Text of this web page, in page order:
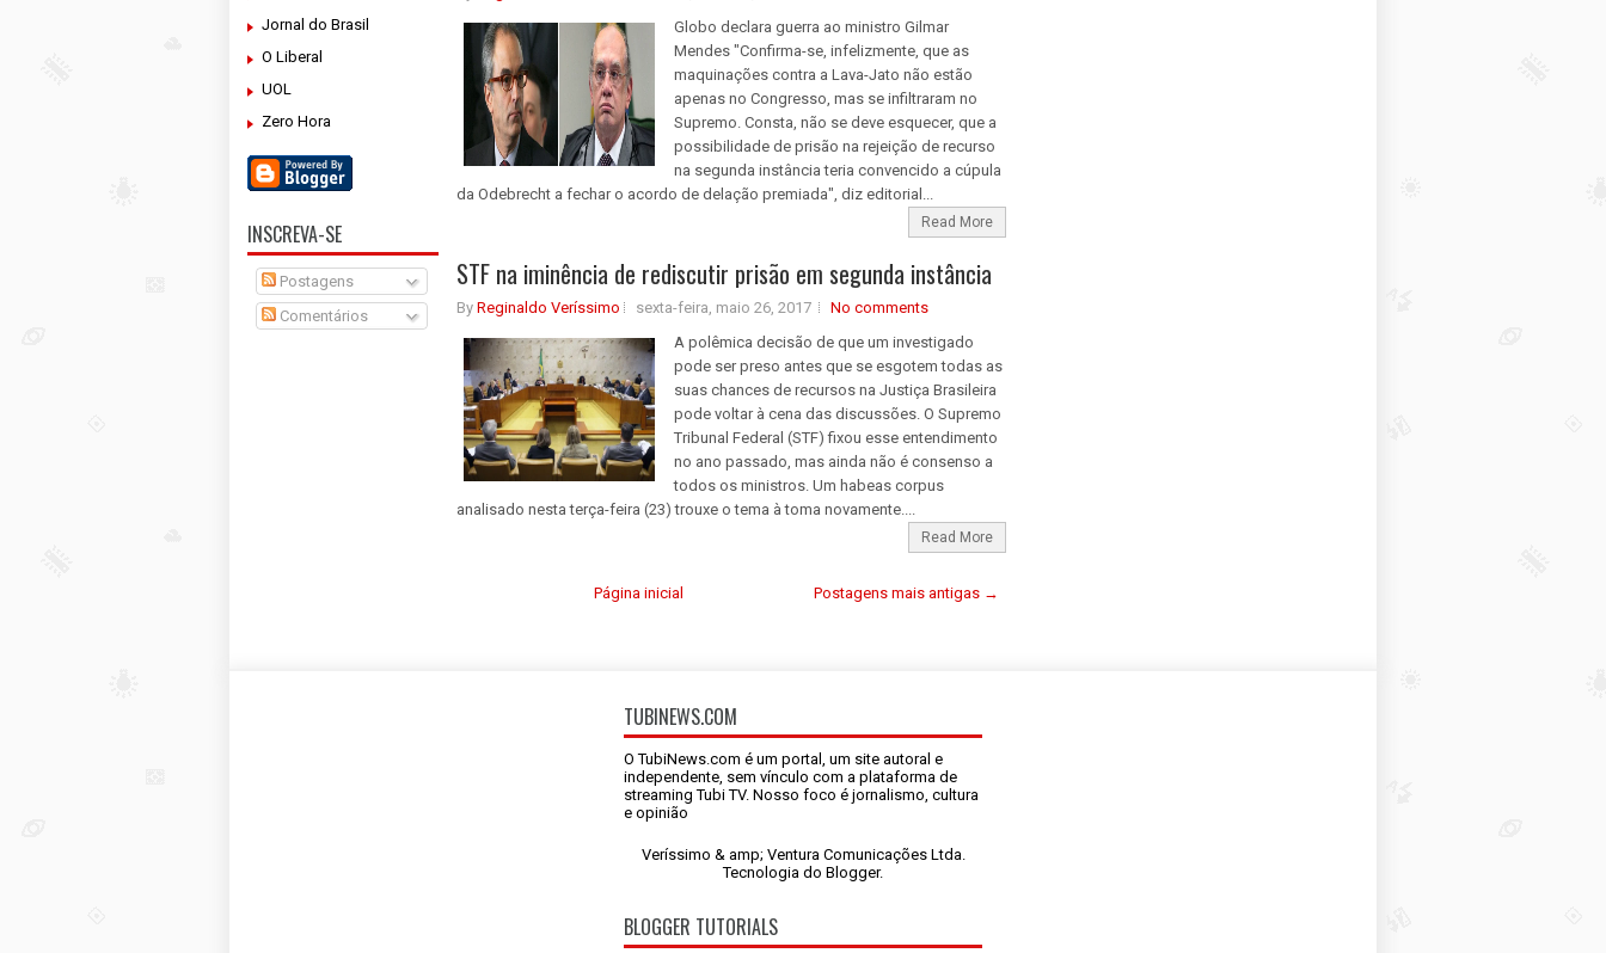
Jornal do Brasil
O Liberal
UOL
Zero Hora
INSCREVA-SE
Postagens
Comentários
Globo declara guerra ao ministro Gilmar
Mendes "Confirma-se, infelizmente, que as
maquinações contra a Lava-Jato não estão
apenas no Congresso, mas se infiltraram no
Supremo. Consta, não se deve esquecer, que a
possibilidade de prisão na rejeição de recurso
na segunda instância teria convencido a cúpula
da Odebrecht a fechar o acordo de delação premiada", diz editorial...
Read More
STF na iminência de rediscutir prisão em segunda instância
By Reginaldo Veríssimo sexta-feira, maio 26, 2017
No comments
A polêmica decisão de que um investigado
pode ser preso antes que se esgotem todas as
suas chances de recursos na Justiça Brasileira
pode voltar à cena das discussões. O Supremo
Tribunal Federal (STF) fixou esse entendimento
no ano passado, mas ainda não é consenso a
todos os ministros. Um habeas corpus
analisado nesta terça-feira (23) trouxe o tema à toma novamente....
Read More
Postagens mais antigas →
Página inicial
TUBINEWS.COM
O TubiNews.com é um portal, um site autoral e
independente, sem vínculo com a plataforma de
streaming Tubi TV. Nosso foco é jornalismo, cultura
e opinião
Veríssimo & amp; Ventura Comunicações Ltda.
Tecnologia do Blogger.
BLOGGER TUTORIALS